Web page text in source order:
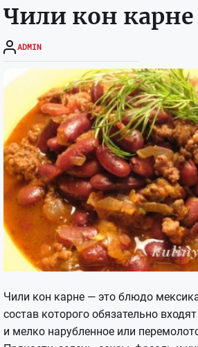
Чили кон карне
ADMIN
Чили кон карне — это блюдо
состав которого обязательно
и мелко нарубленное или